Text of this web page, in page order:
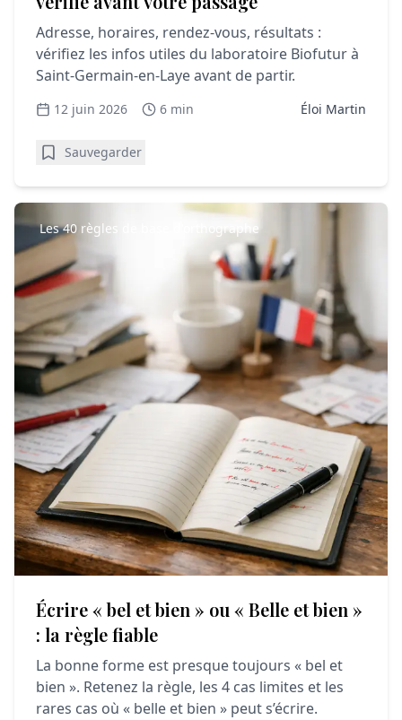
Adresse, horaires, rendez-vous, résultats :
vérifiez les infos utiles du laboratoire Biofutur à
Saint-Germain-en-Laye avant de partir.
12 juin 2026 6 min Éloi Martin
Sauvegarder
Les 40 règles de base d'orthographe
Écrire « bel et bien » ou « Belle et bien »
: la règle fiable
La bonne forme est presque toujours « bel et
bien ». Retenez la règle, les 4 cas limites et les
rares cas où « belle et bien » peut s’écrire.